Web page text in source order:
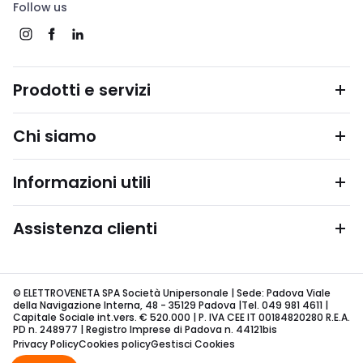
Follow us
Prodotti e servizi
Chi siamo
Informazioni utili
Assistenza clienti
© ELETTROVENETA SPA Società Unipersonale | Sede: Padova Viale
della Navigazione Interna, 48 - 35129 Padova |Tel. 049 981 4611 |
Capitale Sociale int.vers. € 520.000 | P. IVA CEE IT 00184820280 R.E.A.
PD n. 248977 | Registro Imprese di Padova n. 44121bis
Privacy PolicyCookies policyGestisci Cookies